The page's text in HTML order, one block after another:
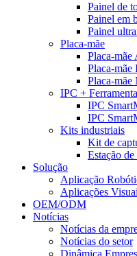
Painel de
Painel em
Painel
Placa-mãe
Placa-mãe
Placa-mãe
Placa-
IPC +
IPC
IPC
Kits industriais
Kit de
Estação
Solução
Aplicação
Aplicações
OEM/ODM
Notícias
Notícias da
Notícias do setor
Dinâmica